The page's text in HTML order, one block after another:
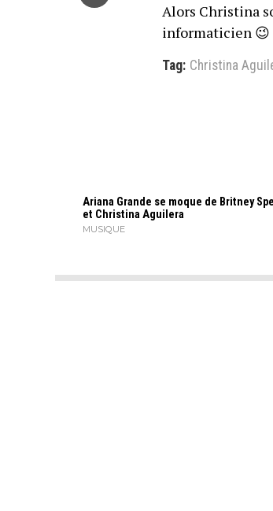
Alors Christina
informaticien 😉
Tag: Christina
Ariana Grande se moque de Britney
et Christina Aguilera
MUSIQUE